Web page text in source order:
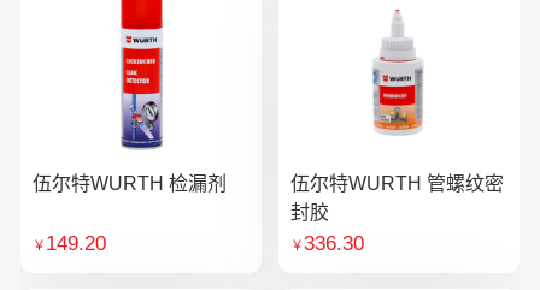
伍尔特WURTH 检漏剂
￥ 149.20
伍尔特WURTH 管螺纹密
封胶
￥336.30